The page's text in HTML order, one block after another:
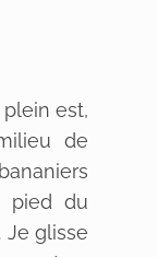
plein est,
de
pied du
glisse